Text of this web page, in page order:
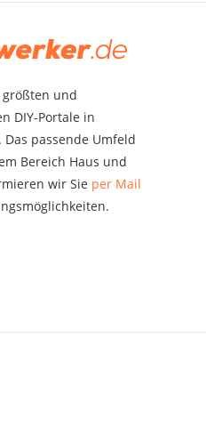
größten und
DIY-Portale in
passende Umfeld
Bereich Haus und
wir Sie per Mail